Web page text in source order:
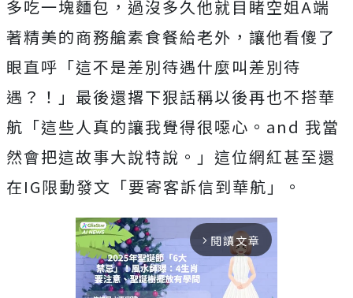
多吃一塊麵包，過沒多久他就目睹空姐A端
著精美的商務艙素食餐給老外，讓他看傻了
眼直呼「這不是差別待遇什麼叫差別待
遇？！」最後還撂下狠話稱以後再也不搭華
航「這些人真的讓我覺得很噁心。and 我當
然會把這故事大說特說。」這位網紅甚至還
在IG限動發文「要寄客訴信到華航」。
arrow_forward_ios 閱讀文章